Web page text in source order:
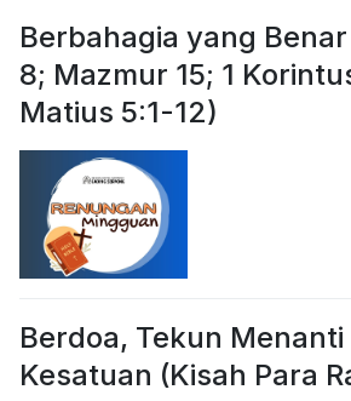
Berbahagia yang
8; Mazmur 15; 1
Matius 5:1-12)
Berdoa, Tekun Menanti
Kesatuan (Kisah Para